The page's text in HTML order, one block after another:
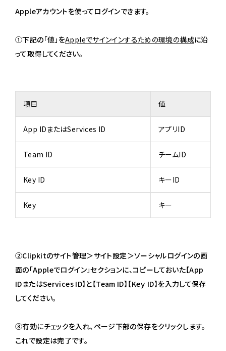
Appleアカウントを使ってログインできます。
①下記の「値」をAppleでサインインするための環境の構成に沿
って取得してください。
項目 値
App IDまたはServices ID アプリID
Team ID チームID
Key ID キーID
Key キー
②Clipkitのサイト管理＞サイト設定＞ソーシャルログインの画
面の「Appleでログイン」セクションに、コピーしておいた【App
IDまたはServices ID】と【Team ID】【Keｙ ID】を入力して保存
してください。
③有効にチェックを入れ、ページ下部の保存をクリックします。
これで設定は完了です。